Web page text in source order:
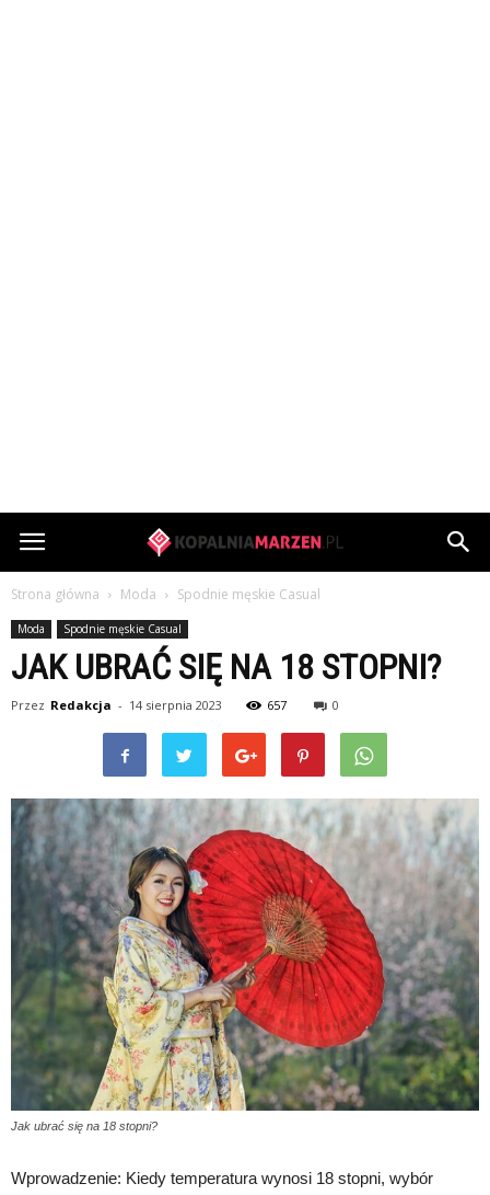
KopalniaMarzen.pl
Strona główna Moda Spodnie męskie Casual
Moda Spodnie męskie Casual
JAK UBRAĆ SIĘ NA 18 STOPNI?
Przez Redakcja - 14 sierpnia 2023 657 0
Jak ubrać się na 18 stopni?
Wprowadzenie: Kiedy temperatura wynosi 18 stopni, wybór